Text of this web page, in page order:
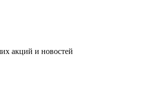
акций и новостей